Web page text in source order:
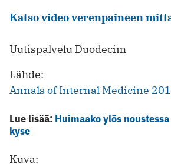
Katso video verenpaineen
Uutispalvelu Duodecim
Lähde:
Annals of Internal Medicine
Lue lisää: Huimaako ylös
kyse
Kuva: